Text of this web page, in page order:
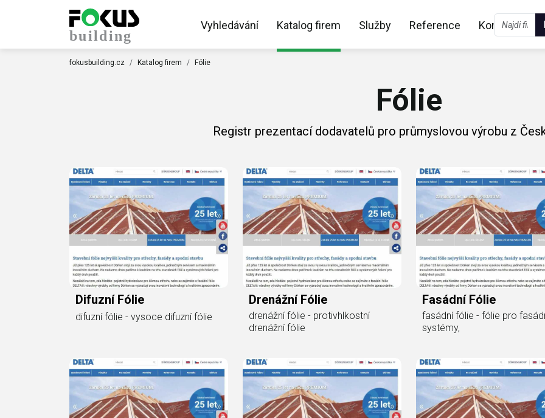
Vyhledávání Katalog firem Služby Reference Kontakt
fokusbuilding.cz Katalog firem Fólie
Fólie
Registr prezentací dodavatelů pro průmyslovou výrobu z
Difuzní Fólie
difuzní fólie - vysoce difuzní fólie
Drenážní Fólie
drenážní fólie - protivhlkostní
drenážní fólie
Fasádní Fólie
fasádní fólie - fólie pro
systémy,